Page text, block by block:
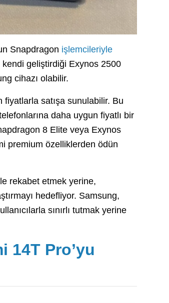
Snapdragon işlemcileriyle
kendi geliştirdiği Exynos 2500
cihazı olabilir.
fiyatlarla satışa sunulabilir. Bu
daha uygun fiyatlı bir
8 Elite veya Exynos
premium özelliklerden ödün
rekabet etmek yerine,
hedefliyor. Samsung,
sınırlı tutmak yerine
14T Pro’yu